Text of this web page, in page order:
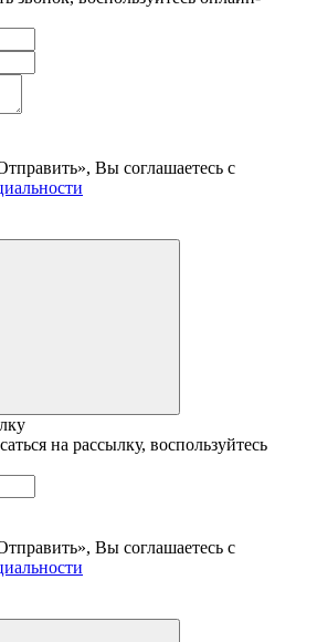
Вы соглашаетесь с
на рассылку, воспользуйтесь
Вы соглашаетесь с